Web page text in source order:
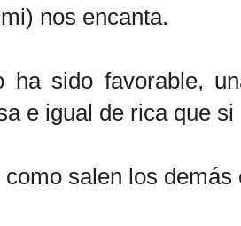
nos encanta.
ha sido favorable,
e igual de rica que
salen los